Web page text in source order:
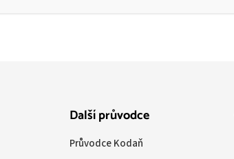
Další průvodce
Průvodce Kodaň